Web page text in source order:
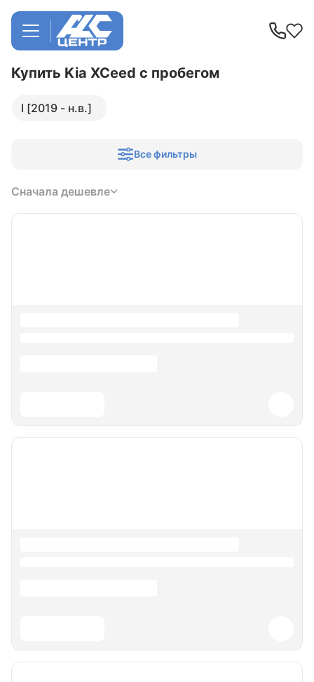
Купить Kia XCeed с пробегом
I [2019 - н.в.]
Все фильтры
Сначала дешевле